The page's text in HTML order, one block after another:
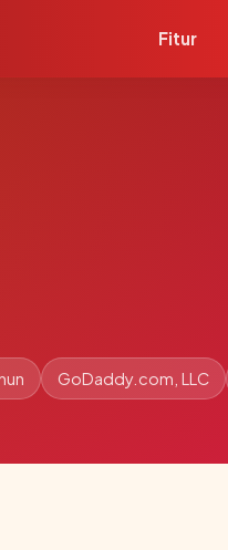
Fitur
GoDaddy.com, LLC